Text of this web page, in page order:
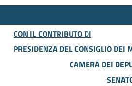
CON IL CONTRIBUTO DI
PRESIDENZA DEL CONSIGLIO DEI
CAMERA DEI